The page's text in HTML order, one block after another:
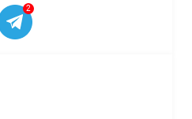
2